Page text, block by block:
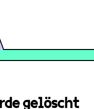
gelöscht